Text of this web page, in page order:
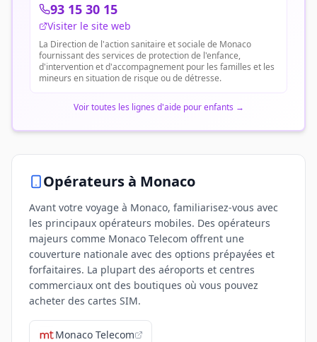
93 15 30 15
Visiter le site web
La Direction de l'action sanitaire et sociale de Monaco
fournissant des services de protection de l'enfance,
d'intervention et d'accompagnement pour les familles et les
mineurs en situation de risque ou de détresse.
Voir toutes les lignes d'aide pour enfants →
Opérateursà Monaco
Avant votre voyage à Monaco, familiarisez-vous avec
les principaux opérateurs mobiles. Des opérateurs
majeurs comme Monaco Telecom offrent une
couverture nationale avec des options prépayées et
forfaitaires. La plupart des aéroports et centres
commerciaux ont des boutiques où vous pouvez
acheter des cartes SIM.
Monaco Telecom